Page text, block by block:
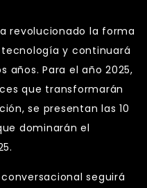
revolucionado la forma
y continuará
años. Para el año 2025,
que transformarán
se presentan las 10
dominarán el
seguirá